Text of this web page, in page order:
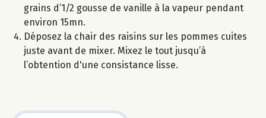
grains d’1/2 gousse de vanille à la vapeur pendant
environ 15mn.
Déposez la chair des raisins sur les pommes cuites
juste avant de mixer. Mixez le tout jusqu’à
l’obtention d'une consistance lisse.